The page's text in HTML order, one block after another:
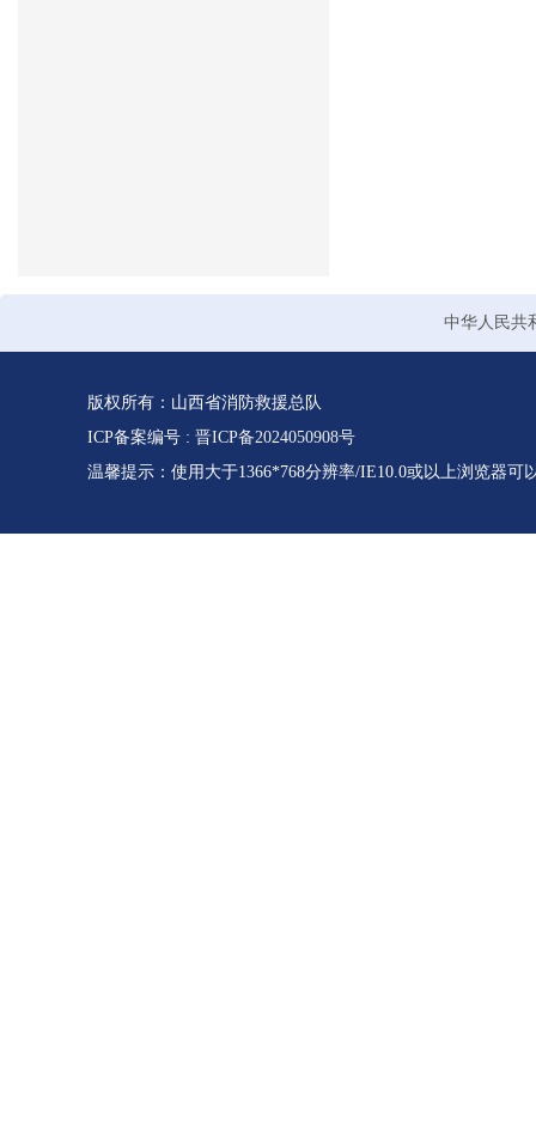
中华人民共
版权所有：山西省消防救援总队
ICP备案编号 : 晋ICP备2024050908号
温馨提示：使用大于1366*768分辨率/IE10.0或以上浏览器可